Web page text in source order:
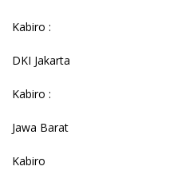
Kabiro :
DKI Jakarta
Kabiro :
Jawa Barat
Kabiro